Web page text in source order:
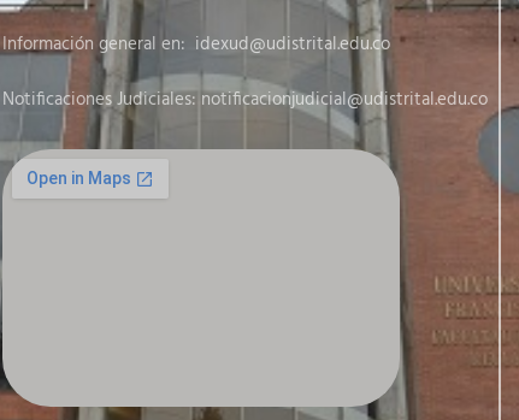
Información general en: idexud@udistrital.edu.co
Notificaciones Judiciales: notificacionjudicial@udistrital.edu.co